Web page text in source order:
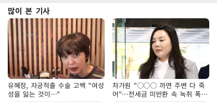
많이 본 기사
유혜정, 자궁적출 수술 고백 "여성
성을 잃는 것이…"
차가원 "○○○ 까면 주변 다 죽
어"…전세금 미반환 속 녹취 폭로